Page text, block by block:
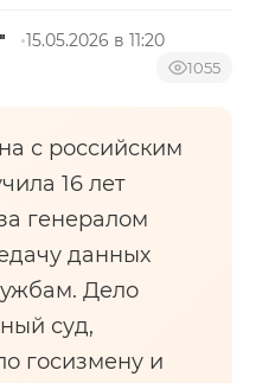
15.05.2026 в 11:20
1055
с российским
16 лет
генералом
данных
Дело
суд,
госизмену и